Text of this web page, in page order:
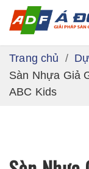
Trang chủ
Sàn Nhựa Giả
ABC Kids